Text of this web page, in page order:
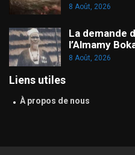
8 Août, 2026
La demande
l’Almamy
8 Août, 2026
Liens utiles
À propos de nous